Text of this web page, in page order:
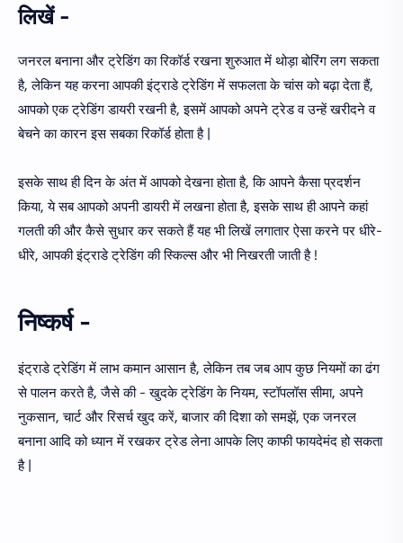
लिखें -
जनरल बनाना और ट्रेडिंग का रिकॉर्ड रखना शुरुआत में थोड़ा बोरिंग लग सकता
है, लेकिन यह करना आपकी इंट्राडे ट्रेडिंग में सफलता के चांस को बढ़ा देता हैं,
आपको एक ट्रेडिंग डायरी रखनी है, इसमें आपको अपने ट्रेड व उन्हें खरीदने व
बेचने का कारन इस सबका रिकॉर्ड होता है |
इसके साथ ही दिन के अंत में आपको देखना होता है, कि आपने कैसा प्रदर्शन
किया, ये सब आपको अपनी डायरी में लखना होता है, इसके साथ ही आपने कहां
गलती की और कैसे सुधार कर सकते हैं यह भी लिखें लगातार ऐसा करने पर धीरे-
धीरे, आपकी इंट्राडे ट्रेडिंग की स्किल्स और भी निखरती जाती है !
निष्कर्ष -
इंट्राडे ट्रेडिंग में लाभ कमान आसान है, लेकिन तब जब आप कुछ नियमों का ढंग
से पालन करते है, जैसे की - खुदके ट्रेडिंग के नियम, स्टॉपलॉस सीमा, अपने
नुकसान, चार्ट और रिसर्च खुद करें, बाजार की दिशा को समझें, एक जनरल
बनाना आदि को ध्यान में रखकर ट्रेड लेना आपके लिए काफी फायदेमंद हो सकता
है |